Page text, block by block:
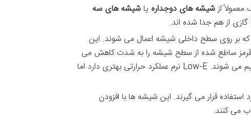
معمولاً ازشیشه های دوجداره یا شیشه های سه
گازی ازهم جدا شده اند.
که بر روی سطح داخلی شیشه اعمال می شوند. این
قرمز ساطع شده از سطح شیشه را به شدت کاهش می
می شوند. Low-E نرم عملکرد حرارتی بهتری دارد اما
استفاده قرارمی گیرند. این شیشه ها با افزودن
می کنند.